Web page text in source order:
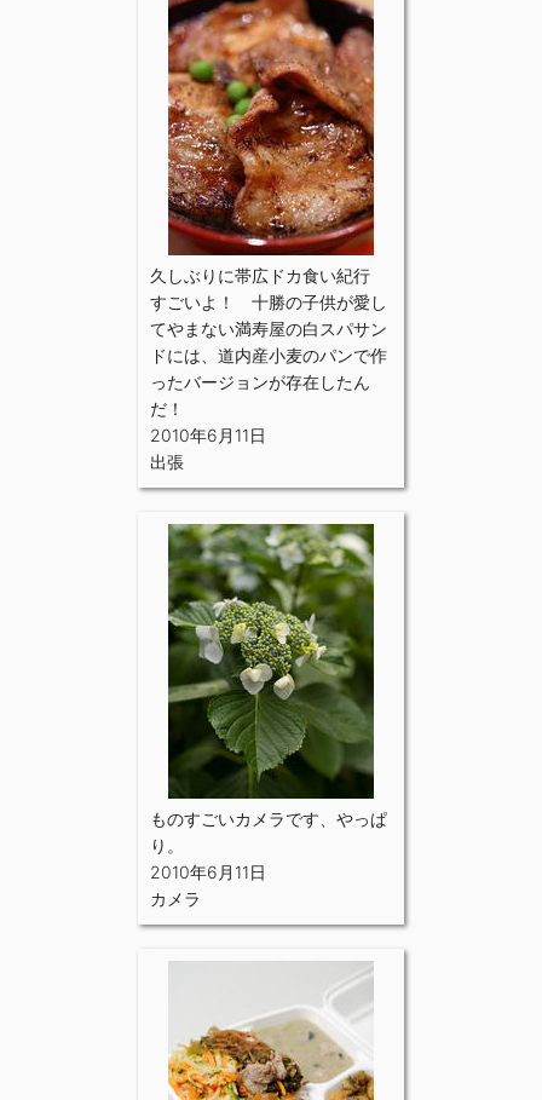
久しぶりに帯広ドカ食い紀行
すごいよ！ 十勝の子供が愛し
てやまない満寿屋の白スパサン
ドには、道内産小麦のパンで作
ったバージョンが存在したん
だ！
2010年6月11日
出張
ものすごいカメラです、やっぱ
り。
2010年6月11日
カメラ